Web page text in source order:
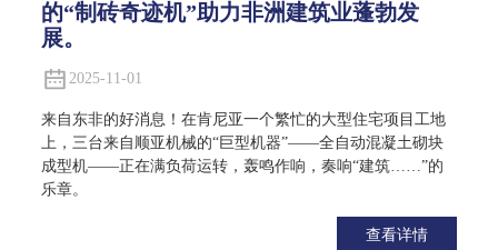
的“制砖奇迹机”助力非洲建筑业蓬勃发
展。
2025-11-01
来自东非的好消息！在肯尼亚一个繁忙的大型住宅项目工地
上，三台来自顺亚机械的“巨型机器”——全自动混凝土砌块
成型机——正在满负荷运转，轰鸣作响，奏响“建筑……”的
乐章。
查看详情